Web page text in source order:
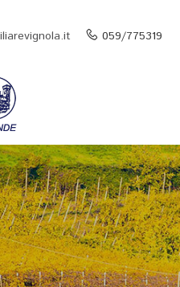
059/775319